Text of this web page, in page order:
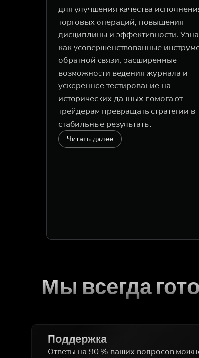
для улучшения качества
торговых операций, повышения
дисциплины и эффективности.
как усовершенствованные
обратной связи, расширенные
возможности ведения журнала и
ускоренное тестирование на
исторических данных помогают
трейдерам превращать стратегии в
стабильные результаты.
Читать далее
Мы всегда
Поддержка
Ответы на 90 % ваших вопросов